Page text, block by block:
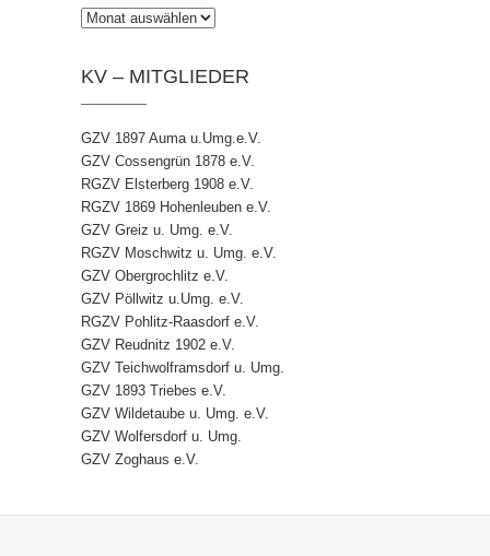
Archiv
KV – MITGLIEDER
GZV 1897 Auma u.Umg.e.V.
GZV Cossengrün 1878 e.V.
RGZV Elsterberg 1908 e.V.
RGZV 1869 Hohenleuben e.V.
GZV Greiz u. Umg. e.V.
RGZV Moschwitz u. Umg. e.V.
GZV Obergrochlitz e.V.
GZV Pöllwitz u.Umg. e.V.
RGZV Pohlitz-Raasdorf e.V.
GZV Reudnitz 1902 e.V.
GZV Teichwolframsdorf u. Umg.
GZV 1893 Triebes e.V.
GZV Wildetaube u. Umg. e.V.
GZV Wolfersdorf u. Umg.
GZV Zoghaus e.V.